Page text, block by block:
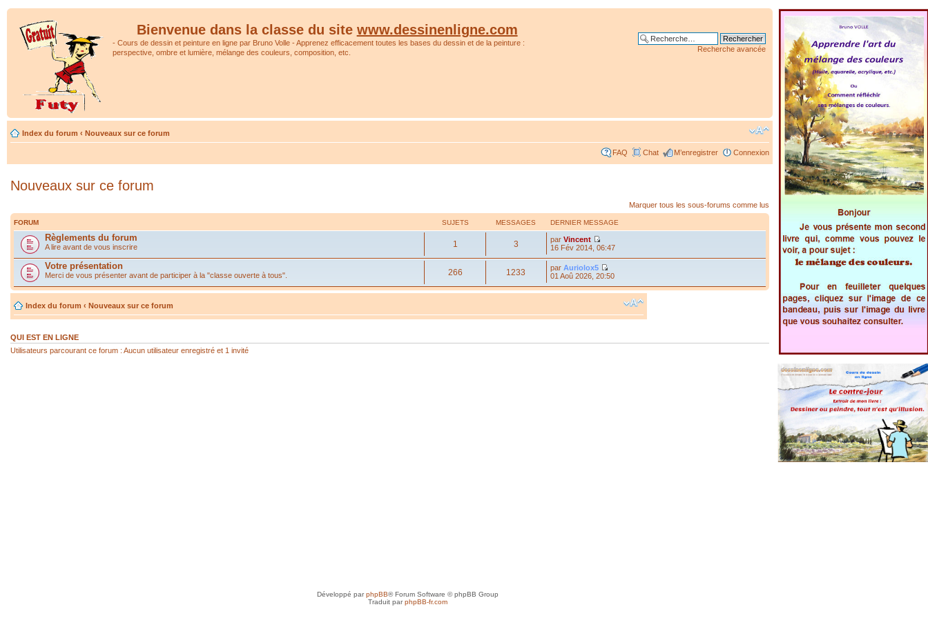
Bienvenue dans la classe du site www.dessinenligne.com
- Cours de dessin et peinture en ligne par Bruno Volle - Apprenez efficacement toutes les bases du dessin et de la peinture :
perspective, ombre et lumière, mélange des couleurs, composition, etc.
Recherche avancée
Index du forum ‹ Nouveaux sur ce forum
FAQ Chat M’enregistrer Connexion
Nouveaux sur ce forum
Marquer tous les sous-forums comme lus
FORUM SUJETS MESSAGES DERNIER MESSAGE
Règlements du forum
A lire avant de vous inscrire 1 3 par Vincent
16 Fév 2014, 06:47
Votre présentation
Merci de vous présenter avant de participer à la "classe ouverte à tous". 266 1233 par Auriolox5
01 Aoû 2026, 20:50
Index du forum ‹ Nouveaux sur ce forum
QUI EST EN LIGNE
Utilisateurs parcourant ce forum : Aucun utilisateur enregistré et 1 invité
Développé parphpBB® Forum Software © phpBB Group
Traduit parphpBB-fr.com